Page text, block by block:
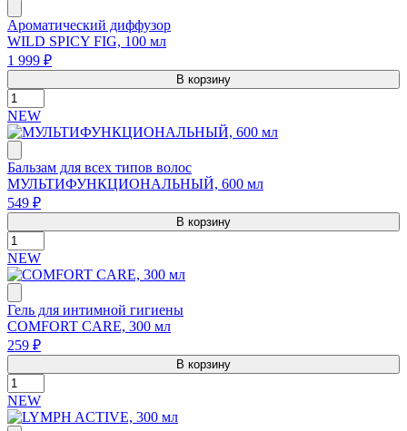
Ароматический диффузор
WILD SPICY FIG, 100 мл
1 999 ₽
В корзину
NEW
Бальзам для всех типов волос
МУЛЬТИФУНКЦИОНАЛЬНЫЙ, 600 мл
549 ₽
В корзину
NEW
Гель для интимной гигиены
COMFORT CARE, 300 мл
259 ₽
В корзину
NEW